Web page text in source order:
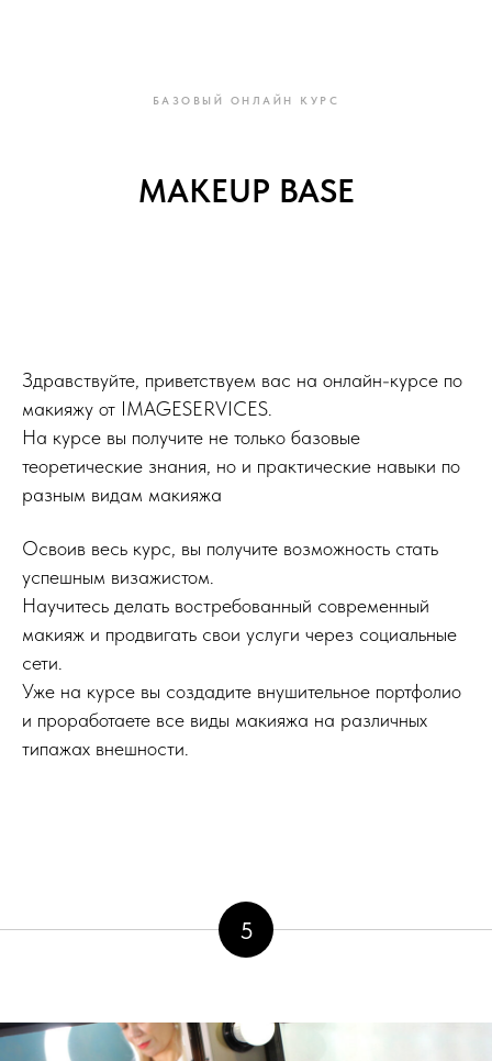
БАЗОВЫЙ ОНЛАЙН КУРС
MAKEUP BASE
Здравствуйте, приветствуем вас на онлайн-курсе по
макияжу от IMAGESERVICES.
На курсе вы получите не только базовые
теоретические знания, но и практические навыки по
разным видам макияжа
Освоив весь курс, вы получите возможность стать
успешным визажистом.
Научитесь делать востребованный современный
макияж и продвигать свои услуги через социальные
сети.
Уже на курсе вы создадите внушительное портфолио
и проработаете все виды макияжа на различных
типажах внешности.
5